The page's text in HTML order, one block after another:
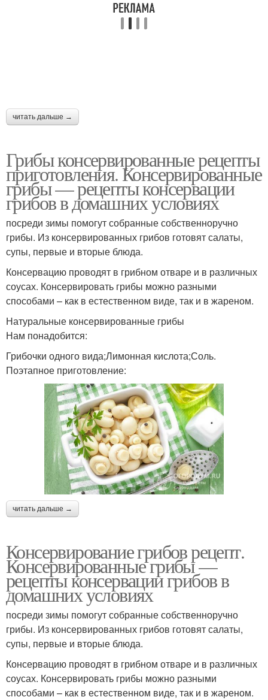
читать дальше →
Грибы консервированные рецепты
приготовления. Консервированные
грибы — рецепты консервации
грибов в домашних условиях
посреди зимы помогут собранные собственноручно
грибы. Из консервированных грибов готовят салаты,
супы, первые и вторые блюда.
Консервацию проводят в грибном отваре и в различных
соусах. Консервировать грибы можно разными
способами – как в естественном виде, так и в жареном.
Натуральные консервированные грибы
Нам понадобится:
Грибочки одного вида;Лимонная кислота;Соль.
Поэтапное приготовление:
читать дальше →
Консервирование грибов рецепт.
Консервированные грибы —
рецепты консервации грибов в
домашних условиях
посреди зимы помогут собранные собственноручно
грибы. Из консервированных грибов готовят салаты,
супы, первые и вторые блюда.
Консервацию проводят в грибном отваре и в различных
соусах. Консервировать грибы можно разными
способами – как в естественном виде, так и в жареном.